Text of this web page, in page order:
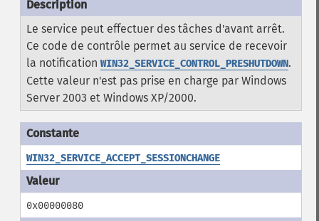
Le service peut effectuer des tâches d'avant arrêt.
Ce code de contrôle permet au service de recevoir
la notification WIN32_SERVICE_CONTROL_PRESHUTDOWN.
Cette valeur n'est pas prise en charge par Windows
Server 2003 et Windows XP/2000.
WIN32_SERVICE_ACCEPT_SESSIONCHANGE
0x00000080